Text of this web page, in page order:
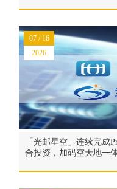
「光邮星空」连续完成
合投资，加码空天地一
07 / 16
2026